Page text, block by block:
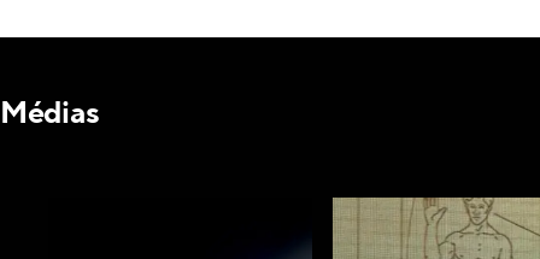
Médias